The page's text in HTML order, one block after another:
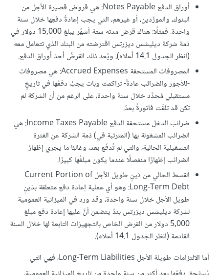
أوراق الدفع Notes Payable: هي قروض قصيرة الأجل من
البنوك، والمورِّدين، أو غيرهم، التي يجب إعادةُ دفعِها خلال سنة
واحدة. فمثلًا: هناك قرض مدته ستة أشهُر يبلغ 15,000 دولار في
ذمة شركة ديليشس ديزرتس اقترضته من البنك الذي تتعامل معه
(انظر الجدول 14.1 أعلاه)، ويُعد ذلك القرضُ أحدَ أوراق الدفع.
المصروفات المستحقة Accrued Expenses: هي مصروفات
-للأجور والضرائب عادةً- تراكمت وبات يجبُ دفعُها في تاريخٍ
مستقبلي مُحدَّد خلال سنة واحدة، على الرغم من أن الشركة لم
تكن قد تلقّت فاتورةً بعدُ.
ضرائب الدخل مستحقة الدفع Income Taxes Payable: هي
الضرائب المشغولة بها (المترتبة في) ذمة الشركة عن الفترة
التشغيلية الحالية، والتي لم تُدفَع بعد، وغالبًا ما يجري إظهارُ
الضرائب إظهارًا منفصلًا عندما يكون مبلغُها كبيرًا.
القسط الحالي من دَينٍ طويل الأجل Current Portion of
Long-Term Debt: وهو أي عملية إعادة دفع متعلقة بدَينٍ
طويل الأجل خلال سنة واحدة، وقد ورد في الميزانية العمومية
لشركة ديليشس ديزرتس بندٌ يتضمن أنَّ عليها إعادة دفع مبلغ
5,000 دولار من القرض الخاص بالتجهيزات التابعة لها خلال السنة
القادمة (انظر الجدول 14.1 أعلاه).
أما الالتزامات طويلة الأجل Long-Term Liabilities، فهي التي